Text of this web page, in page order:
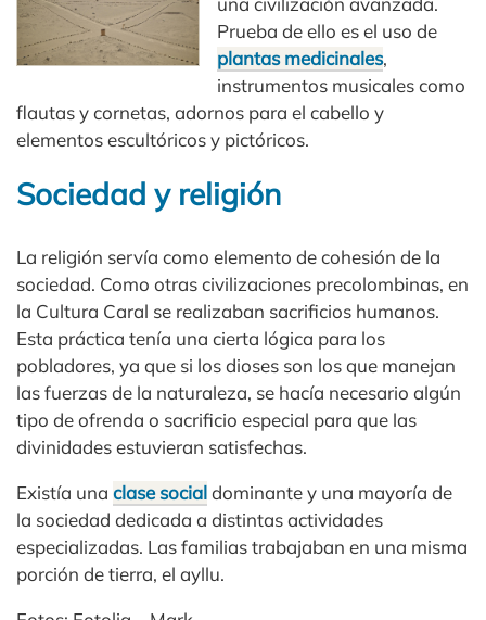
Prueba de ello es el uso de
plantas medicinales,
instrumentos musicales como
flautas y cornetas, adornos para el cabello y
elementos escultóricos y pictóricos.
Sociedad y religión
La religión servía como elemento de cohesión de la
sociedad. Como otras civilizaciones precolombinas, en
la Cultura Caral se realizaban sacrificios humanos.
Esta práctica tenía una cierta lógica para los
pobladores, ya que si los dioses son los que manejan
las fuerzas de la naturaleza, se hacía necesario algún
tipo de ofrenda o sacrificio especial para que las
divinidades estuvieran satisfechas.
Existía una clase socialdominante y una mayoría de
la sociedad dedicada a distintas actividades
especializadas. Las familias trabajaban en una misma
porción de tierra, el ayllu.